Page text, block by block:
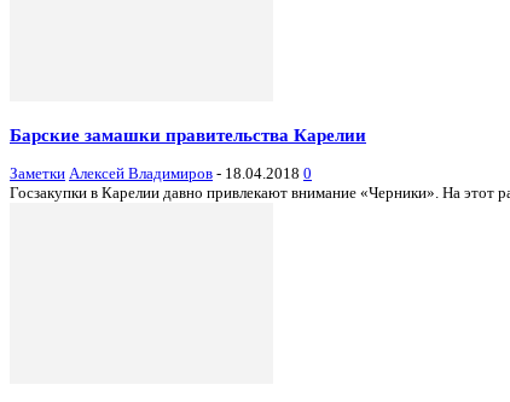
Барские замашки правительства Карелии
Заметки Алексей Владимиров - 18.04.2018 0
Госзакупки в Карелии давно привлекают внимание «Черники». На